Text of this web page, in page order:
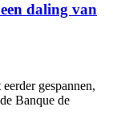
daling van
gespannen,
Banque de